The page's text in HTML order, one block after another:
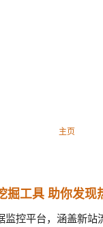
主页
掘工具 助你发现
监控平台，涵盖新站